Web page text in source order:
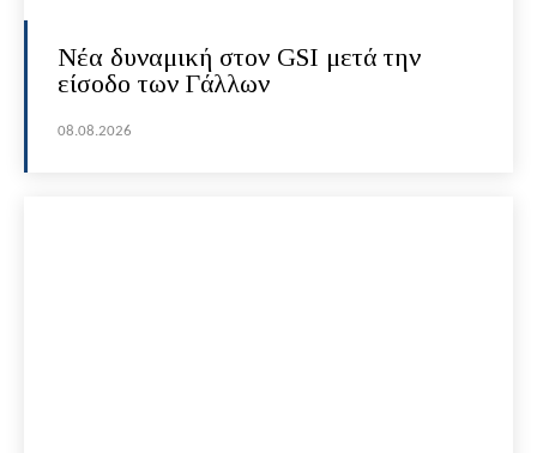
Νέα δυναμική στον GSI μετά την
είσοδο των Γάλλων
08.08.2026